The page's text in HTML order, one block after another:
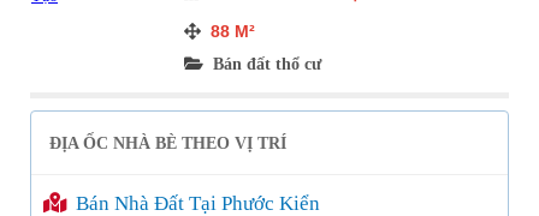
88 M²
Bán đất thổ cư
ĐỊA ỐC NHÀ BÈ THEO VỊ TRÍ
Bán Nhà Đất Tại Phước Kiển